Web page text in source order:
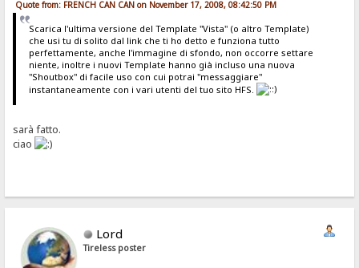
Quote from: FRENCH CAN CAN on November 17, 2008, 08:42:50 PM
Scarica l'ultima versione del Template "Vista" (o altro Template)
che usi tu di solito dal link che ti ho detto e funziona tutto
perfettamente, anche l'immagine di sfondo, non occorre settare
niente, inoltre i nuovi Template hanno già incluso una nuova
"Shoutbox" di facile uso con cui potrai "messaggiare"
instantaneamente con i vari utenti del tuo sito HFS.
sarà fatto.
ciao
Lord
Tireless poster